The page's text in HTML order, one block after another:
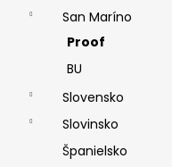
San Maríno
Proof
BU
Slovensko
Slovinsko
Španielsko